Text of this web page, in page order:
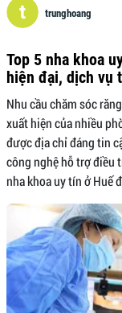
trunghoang
Top 5 nha khoa
hiện đại, dịch vụ
Nhu cầu chăm sóc
xuất hiện của nhiều
được địa chỉ đáng tin
công nghệ hỗ trợ điều
nha khoa uy tín ở Huế